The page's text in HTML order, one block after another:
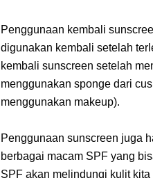
Penggunaan kembali
digunakan kembali setelah
kembali sunscreen setelah
menggunakan sponge dari
menggunakan makeup).
Penggunaan sunscreen juga
berbagai macam SPF yang
SPF akan melindungi kulit